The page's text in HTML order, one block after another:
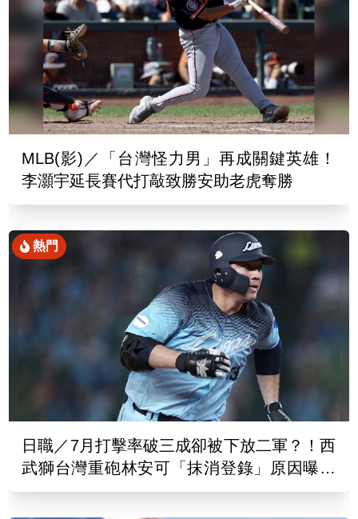
MLB(影)／「台灣怪力男」再成關鍵英雄！
李灝宇延長賽代打敲致勝安助老虎奪勝
熱門
日職／7月打擊率破三成卻被下放二軍？！西
武獅台灣重砲林安可「抹消登錄」原因曝光
了